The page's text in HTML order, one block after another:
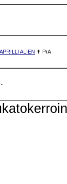
ALIEN ✝ PrA
~